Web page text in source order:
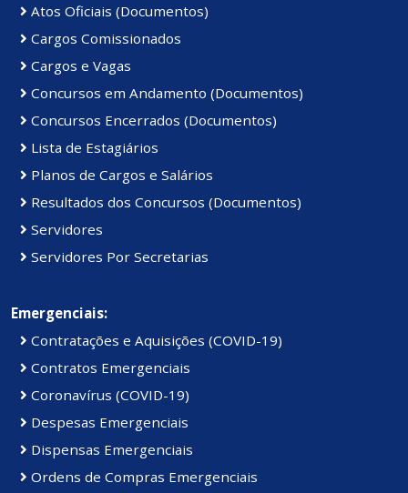
Atos Oficiais (Documentos)
Cargos Comissionados
Cargos e Vagas
Concursos em Andamento (Documentos)
Concursos Encerrados (Documentos)
Lista de Estagiários
Planos de Cargos e Salários
Resultados dos Concursos (Documentos)
Servidores
Servidores Por Secretarias
Emergenciais:
Contratações e Aquisições (COVID-19)
Contratos Emergenciais
Coronavírus (COVID-19)
Despesas Emergenciais
Dispensas Emergenciais
Ordens de Compras Emergenciais